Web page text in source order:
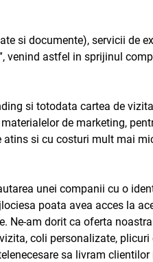
si documente), servicii de
venind astfel in sprijinul
si totodata cartea de
de marketing,
si cu costuri mult mai
unei companii cu o
poata avea acces la
Ne-am dorit ca oferta
coli personalizate, plicuri
sa livram